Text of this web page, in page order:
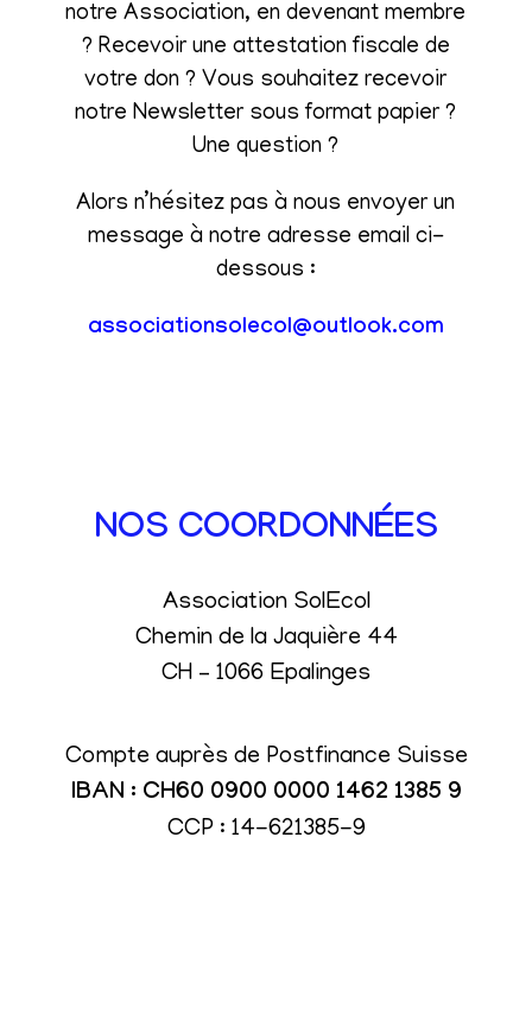
notre Association, en devenant membre
? Recevoir une attestation fiscale de
votre don ? Vous souhaitez recevoir
notre Newsletter sous format papier ?
Une question ?
Alors n’hésitez pas à nous envoyer un
message à notre adresse email ci-
dessous :
associationsolecol@outlook.com
NOS COORDONNÉES
Association SolEcol
Chemin de la Jaquière 44
CH – 1066 Epalinges
Compte auprès de Postfinance Suisse
IBAN : CH60 0900 0000 1462 1385 9
CCP : 14-621385-9